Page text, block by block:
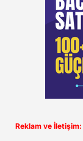
Reklam ve İletişim: